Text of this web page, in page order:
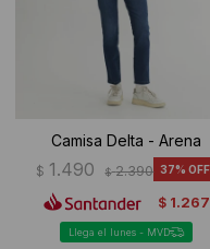
Camisa Delta - Arena
$ 1.490 $ 2.390 37
$ 1.267
Llega el lunes - MVD